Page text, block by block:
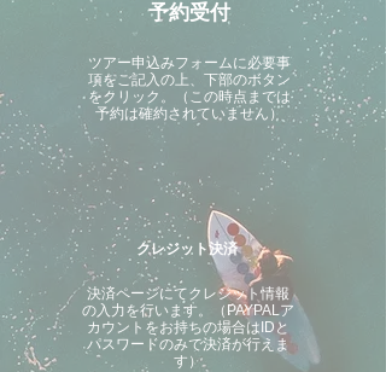
予約受付
ツアー申込みフォームに必要事
項をご記入の上、下部のボタン
をクリック。（この時点までは
予約は確約されていません）
クレジット決済
決済ページにてクレジット情報
の入力を行います。（PAYPALア
カウントをお持ちの場合はIDと
パスワードのみで決済が行えま
す）